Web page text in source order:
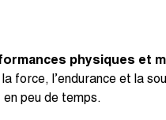
physiques et
force, l’endurance et la
peu de temps.